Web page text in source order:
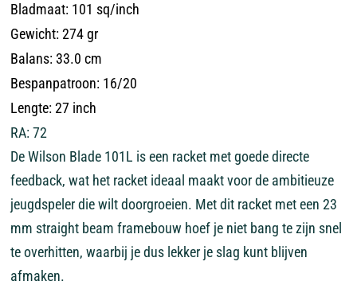
Bladmaat: 101 sq/inch
Gewicht: 274 gr
Balans: 33.0 cm
Bespanpatroon: 16/20
Lengte: 27 inch
RA: 72
De Wilson Blade 101L is een racket met goede directe
feedback, wat het racket ideaal maakt voor de ambitieuze
jeugdspeler die wilt doorgroeien. Met dit racket met een 23
mm straight beam framebouw hoef je niet bang te zijn snel
te overhitten, waarbij je dus lekker je slag kunt blijven
afmaken.